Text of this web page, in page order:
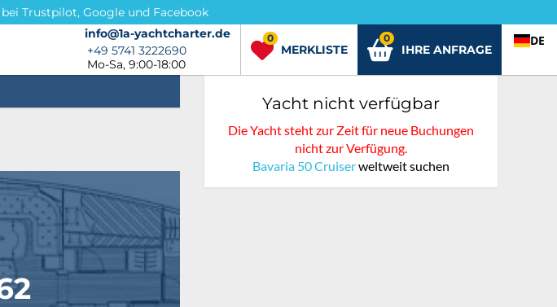
Trustpilot, Google und Facebook
info@1a-yachtcharter.de
info@1a-yachtcharter.de
+49 5741 3222690
+49 5741 3222690
Mo-Sa, 9:00-18:00
MERKLISTE
0
IHRE ANFRAGE
0 DE
Yacht nicht verfügbar
Die Yacht steht zur Zeit für neue Buchungen
nicht zur Verfügung.
Bavaria 50 Cruiserweltweit suchen